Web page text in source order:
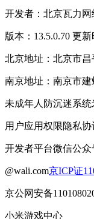
开发者：北京瓦力网
版本：13.5.0.70 更
北京地址：北京市
南京地址：南京市
未成年人防沉迷系统
用户应用权限隐私协
开发者平台微信公众
@wali.com京ICP证
京公网安备
小米游戏中心